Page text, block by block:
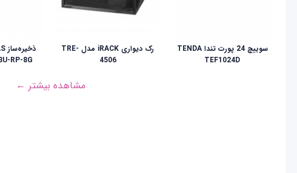
سوییچ 24 پورت تندا TENDA
TEF1024D
رک دیواری iRACK مدل TRE-
4506
RP-8G
مشاهده بیشتر ←